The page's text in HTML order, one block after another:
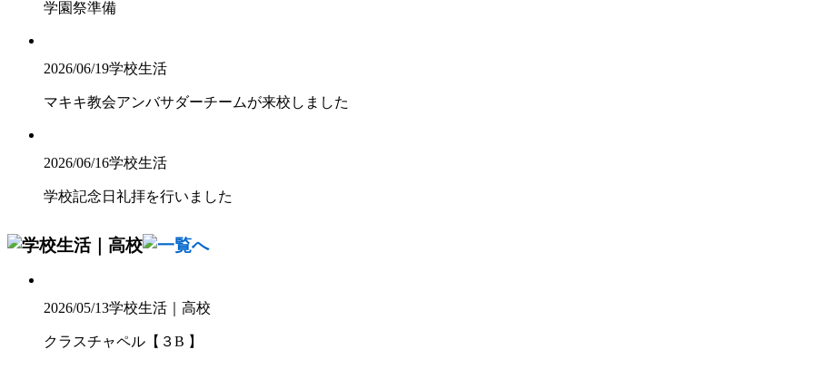
学園祭準備
2026/06/19学校生活
マキキ教会アンバサダーチームが来校しました
2026/06/16学校生活
学校記念日礼拝を行いました
2026/05/13学校生活｜高校
クラスチャペル【３B 】